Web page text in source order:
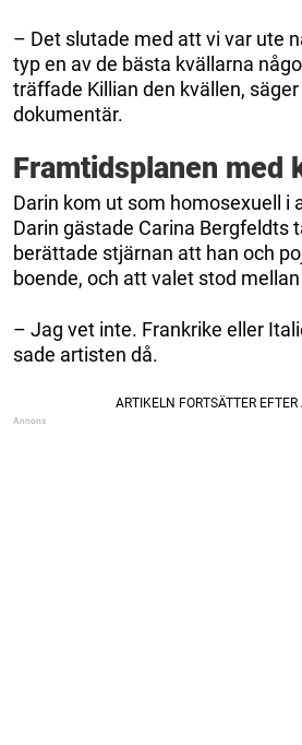
– Det slutade med att vi var ute
typ en av de bästa kvällarna
träffade Killian den kvällen,
dokumentär.
Framtidsplanen med
Darin kom ut som homosexuell i
Darin gästade Carina Bergfeldts
berättade stjärnan att han och
boende, och att valet stod
– Jag vet inte. Frankrike eller
sade artisten då.